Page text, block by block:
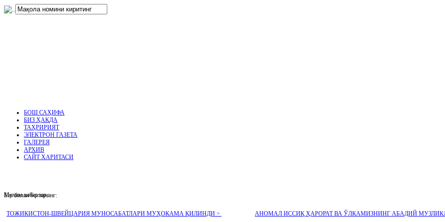
.
БОШ САҲИФА
БИЗ ҲАҚДА
ТАҲРИРИЯТ
ЭЛЕКТРОН ГАЗЕТА
ГАЛЕРЕЯ
АРХИВ
САЙТ ХАРИТАСИ
Муҳим хабарлар :
ТОЖИКИСТОН-ШВЕЙЦАРИЯ МУНОСАБАТЛАРИ МУҲОКАМА ҚИЛИНДИ > АНОМАЛ ИССИҚ ҲАРОРАТ ВА ЎЛКАМИЗНИНГ АБАДИЙ
Биз билан боғланинг: